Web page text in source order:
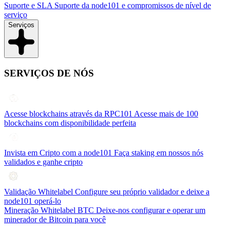
Suporte e SLA Suporte da node101 e compromissos de nível de
serviço
Serviços
SERVIÇOS DE NÓS
Acesse blockchains através da RPC101 Acesse mais de 100
blockchains com disponibilidade perfeita
Invista em Cripto com a node101 Faça staking em nossos nós
validados e ganhe cripto
Validação Whitelabel Configure seu próprio validador e deixe a
node101 operá-lo
Mineração Whitelabel BTC Deixe-nos configurar e operar um
minerador de Bitcoin para você